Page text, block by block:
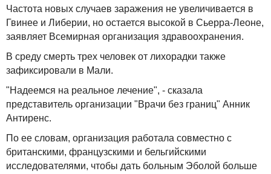
Частота новых случаев заражения не увеличивается в
Гвинее и Либерии, но остается высокой в Сьерра-Леоне,
заявляет Всемирная организация здравоохранения.
В среду смерть трех человек от лихорадки также
зафиксировали в Мали.
"Надеемся на реальное лечение", - сказала
представитель организации "Врачи без границ" Анник
Антиренс.
По ее словам, организация работала совместно с
британскими, французскими и бельгийскими
исследователями, чтобы дать больным Эболой больше